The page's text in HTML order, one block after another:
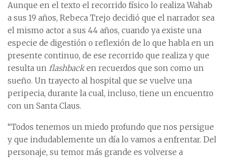
Aunque en el texto el recorrido físico lo realiza Wahab
a sus 19 años, Rebeca Trejo decidió que el narrador sea
el mismo actor a sus 44 años, cuando ya existe una
especie de digestión o reflexión de lo que habla en un
presente continuo, de ese recorrido que realiza y que
resulta un flashbacken recuerdos que son como un
sueño. Un trayecto al hospital que se vuelve una
peripecia, durante la cual, incluso, tiene un encuentro
con un Santa Claus.
“Todos tenemos un miedo profundo que nos persigue
y que indudablemente un día lo vamos a enfrentar. Del
personaje, su temor más grande es volverse a